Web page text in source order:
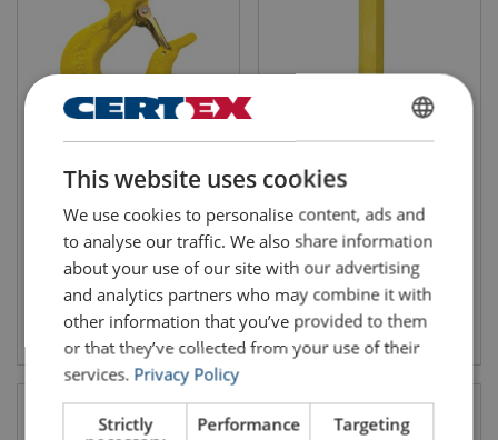
WLL: 3.2 - 37 tonn
Klasse: 8
Vis produkt
WLL: 5.4 - 150 tonn
Klasse: 8
Vis produkt
ENGLISH
ENGLISH TRANSLATION
This website uses cookies
We use cookies to personalise content, ads and
to analyse our traffic. We also share information
about your use of our site with our advertising
and analytics partners who may combine it with
other information that you’ve provided to them
or that they’ve collected from your use of their
services. Privacy Policy
Strictly
Performance Targeting